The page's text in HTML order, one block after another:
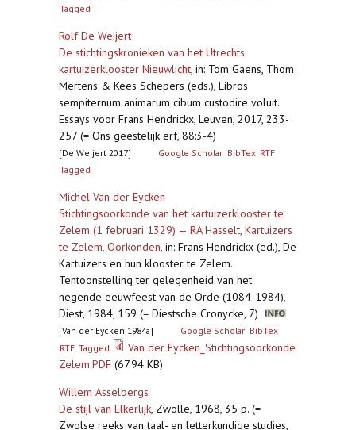
Tagged
Rolf De Weijert
De stichtingskronieken van het Utrechts
kartuizerklooster Nieuwlicht, in: Tom Gaens, Thom
Mertens & Kees Schepers (eds.), Libros
sempiternum animarum cibum custodire voluit.
Essays voor Frans Hendrickx, Leuven, 2017, 233-
257 (= Ons geestelijk erf, 88:3-4)
[De Weijert 2017] Google Scholar BibTex RTF
Tagged
Michel Van der Eycken
Stichtingsoorkonde van het kartuizerklooster te
Zelem (1 februari 1329) — RA Hasselt, Kartuizers
te Zelem, Oorkonden, in: Frans Hendrickx (ed.), De
Kartuizers en hun klooster te Zelem.
Tentoonstelling ter gelegenheid van het
negende eeuwfeest van de Orde (1084-1984),
Diest, 1984, 159 (= Diestsche Cronycke, 7)
[Van der Eycken 1984a] Google Scholar BibTex
RTF Tagged
Van der Eycken_Stichtingsoorkonde
Zelem.PDF (67.94 KB)
Willem Asselbergs
De stijl van Elkerlijk, Zwolle, 1968, 35 p. (=
Zwolse reeks van taal- en letterkundige studies,